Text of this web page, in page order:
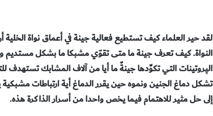
لقد حير العلماء كيف تستطيع فعالية جينة في أعماق نواة
النواة. كيف تعرف جينة ما متى تقوّي مشبكا ما بشكل
الپروتينات التي تكوِّدها جينةٌ ما أيا من آلاف المشابك
تشكل دماغ الجنين ونموه حين يقرر الدماغ أية ارتباطات
إلى حل مثير للاهتمام فيما يخص واحدا من أسرار الذاكرة هذه.